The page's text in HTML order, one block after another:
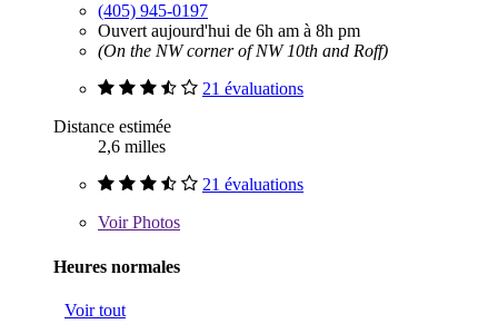
(405) 945-0197
Ouvert aujourd'hui de 6h am à 8h pm
(On the NW corner of NW 10th and Roff)
21 évaluations
Distance estimée
2,6 milles
21 évaluations
VoirPhotos
Heures normales
Voir tout